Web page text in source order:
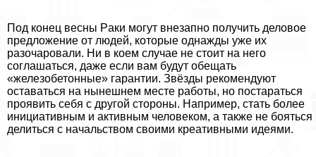
Под конец весны Paки могут внезапно получить деловое
предложение от людей, которые однажды уже их
разочаровали. Ни в коем случае не стоит на него
соглашаться, даже если вам будут обещать
«железобетонные» гарантии. Звёзды рекомендуют
оставаться на нынешнем месте работы, но постараться
проявить себя с другой стороны. Например, стать более
инициативным и активным человеком, а также не бояться
делиться с начальством своими креативными идеями.